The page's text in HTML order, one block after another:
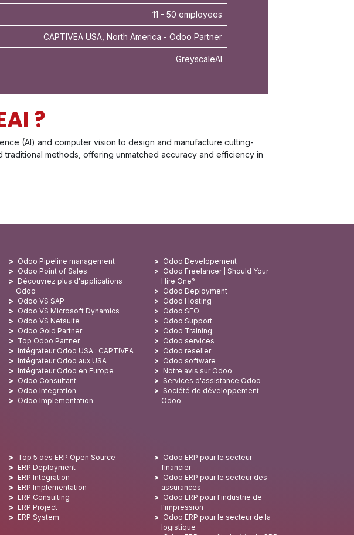
11 - 50 employees
CAPTIVEA USA, North America - Odoo Partner
GreyscaleAI
?
(AI) and computer vision to design and manufacture cutting-
methods, offering unmatched accuracy and efficiency in
Odoo Pipeline management
Odoo Point of Sales
Découvrez plus d'applications
Odoo
Odoo VS SAP
Odoo VS Microsoft Dynamics
Odoo VS Netsuite
Odoo Gold Partner
Top Odoo Partner
Intégrateur Odoo USA : CAPTIVEA
Intégrateur Odoo aux USA
Intégrateur Odoo en Europe
Odoo Consultant
Odoo Integration
Odoo Implementation
Odoo Developement
Odoo Freelancer | Should Your
Hire One?
Odoo Deployment
Odoo Hosting
Odoo SEO
Odoo Support
Odoo Training
Odoo services
Odoo reseller
Odoo software
Notre avis sur Odoo
Services d'assistance Odoo
Société de développement
Odoo
Top 5 des ERP Open Source
ERP Deployment
ERP Integration
ERP Implementation
ERP Consulting
ERP Project
ERP System
Odoo ERP pour le secteur
financier
Odoo ERP pour le secteur des
assurances
Odoo ERP pour l'industrie de
l'impression
Odoo ERP pour le secteur de la
logistique